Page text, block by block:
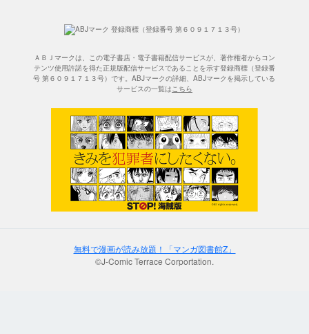
ＡＢＪマークは、この電子書店・電子書籍配信サービスが、著作権者からコン
テンツ使用許諾を得た正規版配信サービスであることを示す登録商標（登録番
号 第６０９１７１３号）です。ABJマークの詳細、ABJマークを掲示している
サービスの一覧はこちら
無料で漫画が読み放題！「マンガ図書館Z」
©J-Comic Terrace Corportation.